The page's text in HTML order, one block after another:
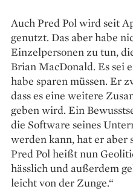
Auch Pred Pol wird seit
genutzt. Das aber habe
Einzelpersonen zu tun,
Brian MacDonald. Es sei
habe sparen müssen. Er
dass es eine weitere
geben wird. Ein
die Software seines
werden kann, hat er aber
Pred Pol heißt nun
hässlich und außerdem
leicht von der Zunge.“